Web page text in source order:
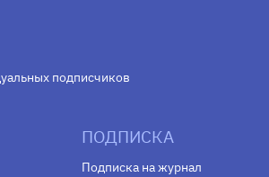
подписчиков
ПОДПИСКА
Подписка на журнал